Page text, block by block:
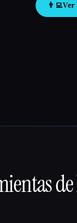
👨‍💻Ver